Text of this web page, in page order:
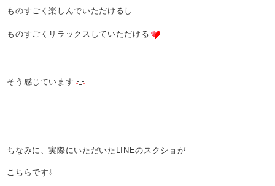
ものすごく楽しんでいただけるし
ものすごくリラックスしていただける
そう感じています
ちなみに、実際にいただいたLINEのスクショが
こちらです⇩